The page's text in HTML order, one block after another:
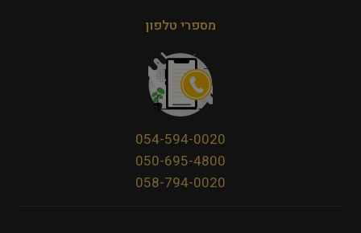
מספרי טלפון
054-594-0020
050-695-4800
058-794-0020